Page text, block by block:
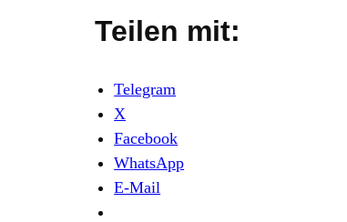
Teilen mit:
Telegram
X
Facebook
WhatsApp
E-Mail